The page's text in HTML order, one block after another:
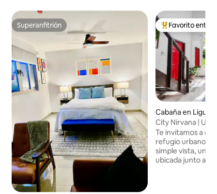
Superanfitrión
Superanfitrión Favorito entre
Favorito entre
Cabaña en
City Nirvana |
Relájate y disfruta
Te invitamos a
refugio urbano
simple vista, una
ubicada junto a